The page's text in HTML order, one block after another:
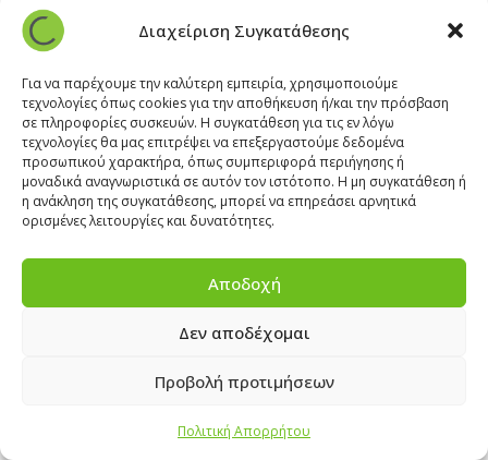
Διαχείριση Συγκατάθεσης
Για να παρέχουμε την καλύτερη εμπειρία, χρησιμοποιούμε
τεχνολογίες όπως cookies για την αποθήκευση ή/και την πρόσβαση
σε πληροφορίες συσκευών. Η συγκατάθεση για τις εν λόγω
τεχνολογίες θα μας επιτρέψει να επεξεργαστούμε δεδομένα
προσωπικού χαρακτήρα, όπως συμπεριφορά περιήγησης ή
μοναδικά αναγνωριστικά σε αυτόν τον ιστότοπο. Η μη συγκατάθεση ή
η ανάκληση της συγκατάθεσης, μπορεί να επηρεάσει αρνητικά
ορισμένες λειτουργίες και δυνατότητες.
Αποδοχή
Δεν αποδέχομαι
Προβολή προτιμήσεων
Πολιτική Απορρήτου
Άγιος Βλάσης Αρχίλοχος, Πάρος 84400
22840 43 163
paros@cleanit.gr
Υποκατάστημα Σαντορίνης
Έξω Γωνία, Σαντορίνη847 00
22860 22322
CORNER|ΕΠΙΚΟΙΝΩΝΙΑ
2025 © CLEANIT Equipment and Supplies